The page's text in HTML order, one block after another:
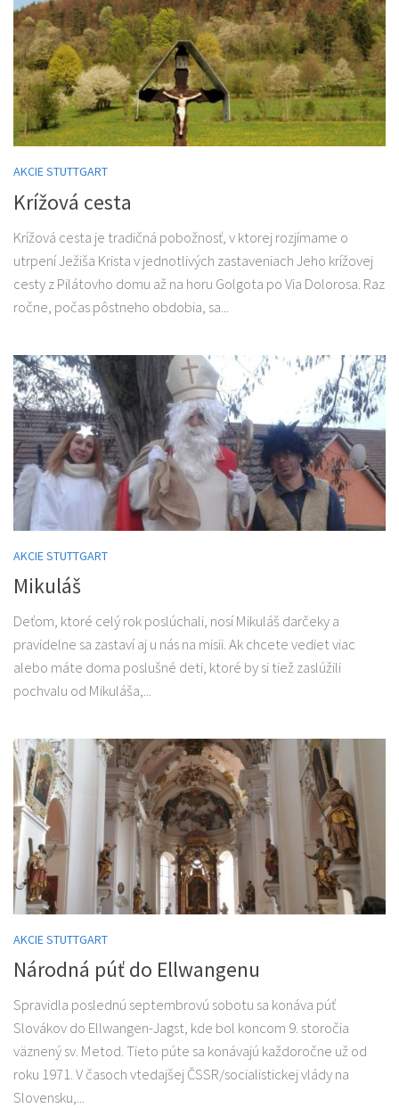
AKCIE STUTTGART
Krížová cesta
Krížová cesta je tradičná pobožnosť, v ktorej rozjímame o
utrpení Ježiša Krista v jednotlivých zastaveniach Jeho krížovej
cesty z Pilátovho domu až na horu Golgota po Via Dolorosa. Raz
ročne, počas pôstneho obdobia, sa...
AKCIE STUTTGART
Mikuláš
Deťom, ktoré celý rok poslúchali, nosí Mikuláš darčeky a
pravidelne sa zastaví aj u nás na misii. Ak chcete vediet viac
alebo máte doma poslušné deti, ktoré by si tiež zaslúžili
pochvalu od Mikuláša,...
AKCIE STUTTGART
Národná púť do Ellwangenu
Spravidla poslednú septembrovú sobotu sa konáva púť
Slovákov do Ellwangen-Jagst, kde bol koncom 9. storočia
väznený sv. Metod. Tieto púte sa konávajú každoročne už od
roku 1971. V časoch vtedajšej ČSSR/socialistickej vlády na
Slovensku,...